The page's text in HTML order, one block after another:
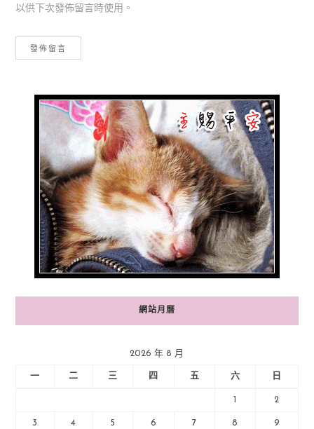
以供下次發佈留言時使用。
網站月曆
2026 年 8 月
一 二 三 四 五 六 日
2
3 4 5 6 7 8 9